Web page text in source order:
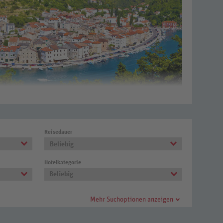
Reisedauer
Beliebig
Hotelkategorie
Beliebig
Mehr Suchoptionen anzeigen